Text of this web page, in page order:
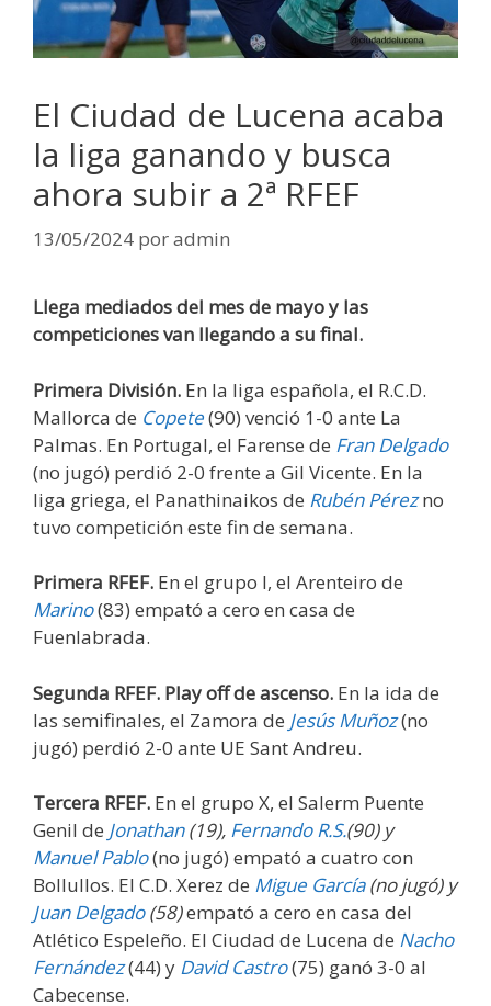
El Ciudad de Lucena acaba
la liga ganando y busca
ahora subir a 2ª RFEF
13/05/2024 poradmin
Llega mediados del mes de mayo y las
competiciones van llegando a su final.
Primera División. En la liga española, el R.C.D.
Mallorca de Copete(90) venció 1-0 ante La
Palmas. En Portugal, el Farense de Fran Delgado
(no jugó) perdió 2-0 frente a Gil Vicente. En la
liga griega, el Panathinaikos de Rubén Pérezno
tuvo competición este fin de semana.
Primera RFEF. En el grupo I, el Arenteiro de
Marino(83) empató a cero en casa de
Fuenlabrada.
Segunda RFEF. Play off de ascenso. En la ida de
las semifinales, el Zamora de Jesús Muñoz(no
jugó) perdió 2-0 ante UE Sant Andreu.
Tercera RFEF. En el grupo X, el Salerm Puente
Genil de Jonathan(19), Fernando R.S.(90)y
Manuel Pablo(no jugó) empató a cuatro con
Bollullos. El C.D. Xerez de Migue García(no jugó) y
Juan Delgado(58)empató a cero en casa del
Atlético Espeleño. El Ciudad de Lucena de Nacho
Fernández(44) y David Castro(75) ganó 3-0 al
Cabecense.